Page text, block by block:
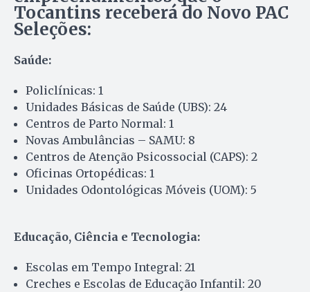
Tocantins receberá do Novo PAC
Seleções:
Saúde:
Policlínicas: 1
Unidades Básicas de Saúde (UBS): 24
Centros de Parto Normal: 1
Novas Ambulâncias – SAMU: 8
Centros de Atenção Psicossocial (CAPS): 2
Oficinas Ortopédicas: 1
Unidades Odontológicas Móveis (UOM): 5
Educação, Ciência e Tecnologia:
Escolas em Tempo Integral: 21
Creches e Escolas de Educação Infantil: 20